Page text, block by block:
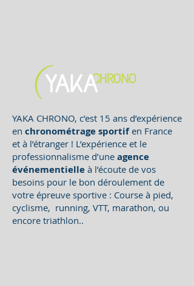
YAKA CHRONO, c’est 15 ans d’expérience
en chronométrage sportif en France
et à l’étranger ! L’expérience et le
professionnalisme d’une agence
événementielle à l’écoute de vos
besoins pour le bon déroulement de
votre épreuve sportive : Course à pied,
cyclisme, running, VTT, marathon, ou
encore triathlon..